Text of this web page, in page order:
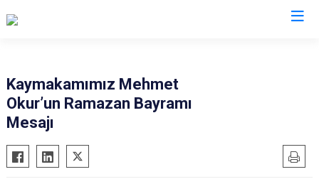
Adalar
Bağcılar
Fatih
Kaymakamımız Mehmet
Okur’un Ramazan Bayramı
Mesajı